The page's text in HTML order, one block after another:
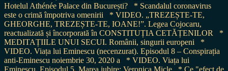
Hotelul Athénée Palace din București?
* Scandalul coronavirus
este o crimă împotriva omenirii
* VIDEO. „TREZEȘTE-TE,
GHEORGHE, TREZEȘTE-TE, IOANE!”. Legea Cojocaru,
reactualizată și încorporată în CONSTITUȚIA CETĂȚENILOR
*
MEDITAȚIILE UNUI SECUI. Românii, singurii europeni
*
VIDEO. Viața lui Eminescu (necenzurat). Episodul 8 – Conspirația
anti-Eminescu noiembrie 30, 2020 a
* VIDEO. Viața lui
Eminescu. Episodul 5. Marea iubire: Veronica Micle
* Ce "efect de